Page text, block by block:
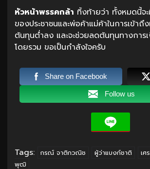
หัวหน้าพรรคกล้า ทิ้งท้ายว่า ทั้งหมดนี้จ
ของประชาชนและพ่อค้าแม่ค้าในการเข้า
ต้นทุนต่ำลง และจะช่วยลดต้นทุนทางการเ
โดยรวม ขอเป็นกำลังใจครับ
Share on Facebook
Follow us
Tags: กรณ์ จาติกวณิช ผู้ว่าแบงก์ชาติ
เ
พุฒิ